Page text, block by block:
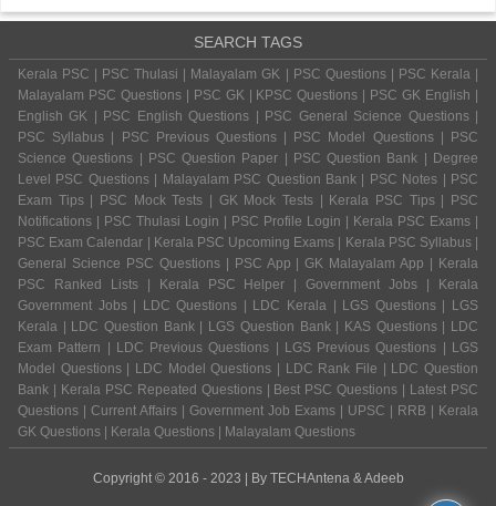
SEARCH TAGS
Kerala PSC | PSC Thulasi | Malayalam GK | PSC Questions | PSC Kerala |
Malayalam PSC Questions | PSC GK | KPSC Questions | PSC GK English |
English GK | PSC English Questions | PSC General Science Questions |
PSC Syllabus | PSC Previous Questions | PSC Model Questions | PSC
Science Questions | PSC Question Paper | PSC Question Bank | Degree
Level PSC Questions | Malayalam PSC Question Bank | PSC Notes | PSC
Exam Tips | PSC Mock Tests | GK Mock Tests | Kerala PSC Tips | PSC
Notifications | PSC Thulasi Login | PSC Profile Login | Kerala PSC Exams |
PSC Exam Calendar | Kerala PSC Upcoming Exams | Kerala PSC Syllabus |
General Science PSC Questions | PSC App | GK Malayalam App | Kerala
PSC Ranked Lists | Kerala PSC Helper | Government Jobs | Kerala
Government Jobs | LDC Questions | LDC Kerala | LGS Questions | LGS
Kerala | LDC Question Bank | LGS Question Bank | KAS Questions | LDC
Exam Pattern | LDC Previous Questions | LGS Previous Questions | LGS
Model Questions | LDC Model Questions | LDC Rank File | LDC Question
Bank | Kerala PSC Repeated Questions | Best PSC Questions | Latest PSC
Questions | Current Affairs | Government Job Exams | UPSC | RRB | Kerala
GK Questions | Kerala Questions | Malayalam Questions
Copyright © 2016 - 2023 | By TECHAntena & Adeeb